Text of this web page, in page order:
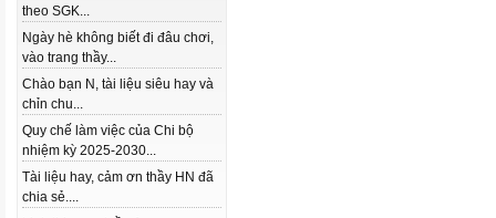
theo SGK...
Ngày hè không biết đi đâu chơi,
vào trang thầy...
Chào bạn N, tài liệu siêu hay và
chỉn chu...
Quy chế làm việc của Chi bộ
nhiệm kỳ 2025-2030...
Tài liệu hay, cảm ơn thầy HN đã
chia sẻ....